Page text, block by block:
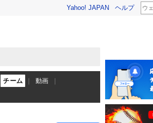
Yahoo! JAPAN ヘルプ
チーム
動画